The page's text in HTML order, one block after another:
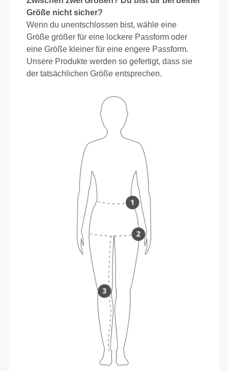
Größe nicht sicher?
Wenn du unentschlossen bist, wähle eine
Größe größer für eine lockere Passform oder
eine Größe kleiner für eine engere Passform.
Unsere Produkte werden so gefertigt, dass sie
der tatsächlichen Größe entsprechen.